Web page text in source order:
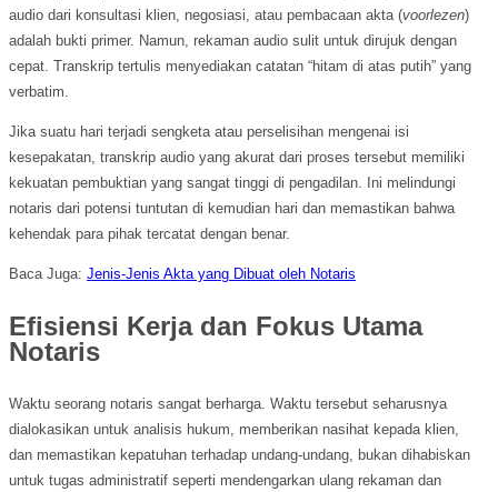
audio dari konsultasi klien, negosiasi, atau pembacaan akta (voorlezen)
adalah bukti primer. Namun, rekaman audio sulit untuk dirujuk dengan
cepat. Transkrip tertulis menyediakan catatan “hitam di atas putih” yang
verbatim.
Jika suatu hari terjadi sengketa atau perselisihan mengenai isi
kesepakatan, transkrip audio yang akurat dari proses tersebut memiliki
kekuatan pembuktian yang sangat tinggi di pengadilan. Ini melindungi
notaris dari potensi tuntutan di kemudian hari dan memastikan bahwa
kehendak para pihak tercatat dengan benar.
Baca Juga: Jenis-Jenis Akta yang Dibuat oleh Notaris
Efisiensi Kerja dan Fokus Utama
Notaris
Waktu seorang notaris sangat berharga. Waktu tersebut seharusnya
dialokasikan untuk analisis hukum, memberikan nasihat kepada klien,
dan memastikan kepatuhan terhadap undang-undang, bukan dihabiskan
untuk tugas administratif seperti mendengarkan ulang rekaman dan